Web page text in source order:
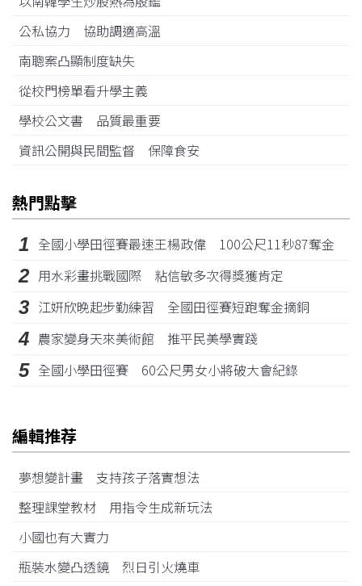
公私協力 協助調適高溫
南聰案凸顯制度缺失
從校門榜單看升學主義
學校公文書 品質最重要
資訊公開與民間監督 保障食安
熱門點擊
1 全國小學田徑賽最速王楊政偉 100公尺11秒87奪金
2 用水彩畫挑戰國際 粘信敏多次得獎獲肯定
3 江姸欣晚起步勤練習 全國田徑賽短跑奪金摘銅
4 農家變身天來美術館 推平民美學實踐
5 全國小學田徑賽 60公尺男女小將破大會紀錄
編輯推荐
夢想變計畫 支持孩子落實想法
整理課堂教材 用指令生成新玩法
小國也有大實力
瓶裝水變凸透鏡 烈日引火燒車